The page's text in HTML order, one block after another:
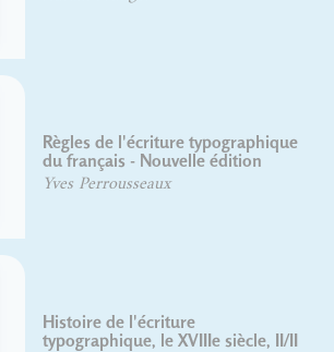
typographique
édition
XVIIIe siècle, II/II